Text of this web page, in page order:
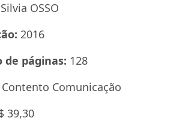
Silvia OSSO
2016
de páginas: 128
Contento Comunicação
39,30